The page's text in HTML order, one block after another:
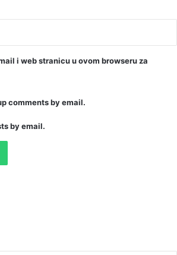
i web stranicu u ovom browseru za
comments by email.
by email.